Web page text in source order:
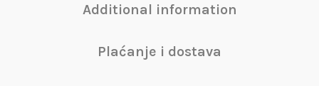
Additional information
Plaćanje i dostava